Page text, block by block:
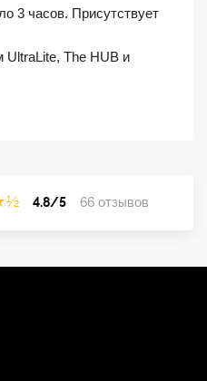
3 часов. Присутствует
UltraLite, The HUB и
½ 4.8/5 66 отзывов